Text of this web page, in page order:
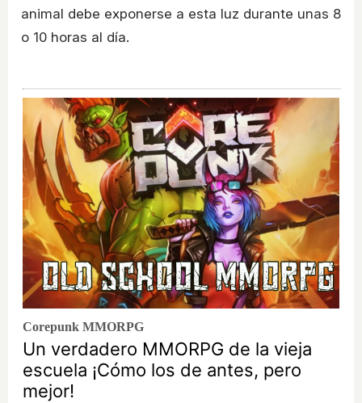
animal debe exponerse a esta luz durante unas 8
o 10 horas al día.
Corepunk MMORPG
Un verdadero MMORPG de la vieja
escuela ¡Cómo los de antes, pero
mejor!